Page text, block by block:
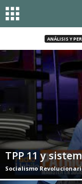
ANÁLISIS Y
TPP 11 y
Socialismo